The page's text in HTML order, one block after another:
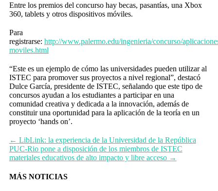
Entre los premios del concurso hay becas, pasantías, una Xbox
360, tablets y otros dispositivos móviles.
Para
registrarse: http://www.palermo.edu/ingenieria/concurso/
moviles.html
“Este es un ejemplo de cómo las universidades pueden utilizar al
ISTEC para promover sus proyectos a nivel regional”, destacó
Dulce García, presidente de ISTEC, señalando que este tipo de
concursos ayudan a los estudiantes a participar en una
comunidad creativa y dedicada a la innovación, además de
constituir una oportunidad para la aplicación de la teoría en un
proyecto ‘hands on’.
← LibLink: la experiencia de la Universidad de la República
PUC-Rio pone a disposición de los miembros de ISTEC
materiales educativos de alto impacto y libre acceso →
MÁS NOTICIAS